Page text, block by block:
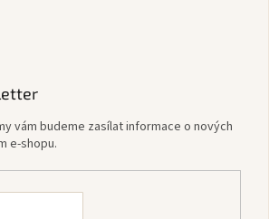
vám budeme zasílat informace o nových
e-shopu.